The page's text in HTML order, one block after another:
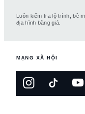
Luôn kiểm tra lộ trình, bề
địa hình băng giá.
MẠNG XÃ HỘI